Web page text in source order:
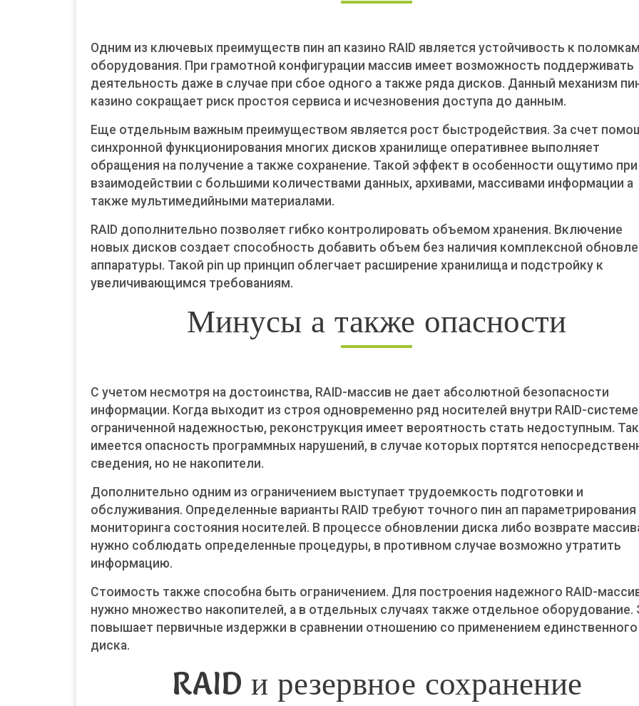
Одним из ключевых преимуществ пин ап казино RAID является устойчивость к поломкам
оборудования. При грамотной конфигурации массив имеет возможность поддерживать
деятельность даже в случае при сбое одного а также ряда дисков. Данный механизм
казино сокращает риск простоя сервиса и исчезновения доступа до данным.
Еще отдельным важным преимуществом является рост быстродействия. За счет
синхронной функционирования многих дисков хранилище оперативнее выполняет
обращения на получение а также сохранение. Такой эффект в особенности ощутимо при
взаимодействии с большими количествами данных, архивами, массивами информации а
также мультимедийными материалами.
RAID дополнительно позволяет гибко контролировать объемом хранения. Включение
новых дисков создает способность добавить объем без наличия комплексной
аппаратуры. Такой pin up принцип облегчает расширение хранилища и подстройку к
увеличивающимся требованиям.
Минусы а также опасности
С учетом несмотря на достоинства, RAID-массив не дает абсолютной безопасности
информации. Когда выходит из строя одновременно ряд носителей внутри RAID-
ограниченной надежностью, реконструкция имеет вероятность стать недоступным.
имеется опасность программных нарушений, в случае которых портятся
сведения, но не накопители.
Дополнительно одним из ограничением выступает трудоемкость подготовки и
обслуживания. Определенные варианты RAID требуют точного пин ап параметрирования
мониторинга состояния носителей. В процессе обновлении диска либо возврате
нужно соблюдать определенные процедуры, в противном случае возможно утратить
информацию.
Стоимость также способна быть ограничением. Для построения надежного RAID-
нужно множество накопителей, а в отдельных случаях также отдельное оборудование.
повышает первичные издержки в сравнении отношению со применением единственного
диска.
RAID и резервное сохранение